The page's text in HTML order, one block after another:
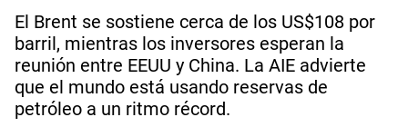
El Brent se sostiene cerca de los US$108 por
barril, mientras los inversores esperan la
reunión entre EEUU y China. La AIE advierte
que el mundo está usando reservas de
petróleo a un ritmo récord.